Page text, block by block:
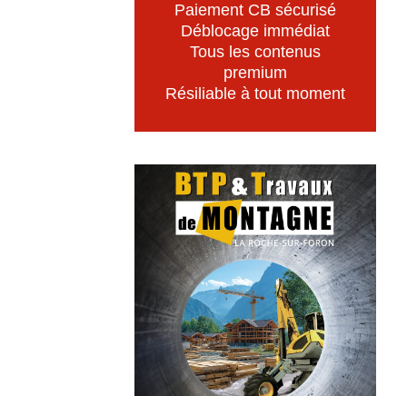
Paiement CB sécurisé
Déblocage immédiat
Tous les contenus
premium
Résiliable à tout moment